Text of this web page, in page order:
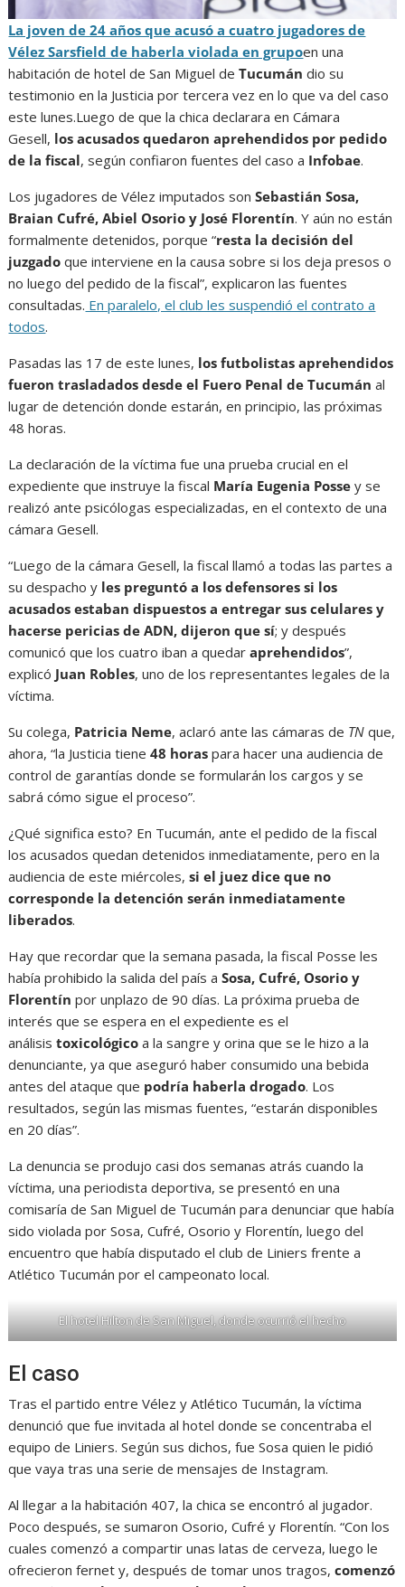
La joven de 24 años que acusó a cuatro jugadores de
Vélez Sarsfield de haberla violada en grupoen una
habitación de hotel de San Miguel deTucumándio su
testimonio en la Justicia por tercera vez en lo que va del caso
este lunes.Luego de que la chica declarara en Cámara
Gesell, los acusados quedaron aprehendidos por pedido
de la fiscal, según confiaron fuentes del caso a Infobae.
Los jugadores de Vélez imputados sonSebastián Sosa,
Braian Cufré, Abiel Osorio y José Florentín. Y aún no están
formalmente detenidos, porque “resta la decisión del
juzgadoque interviene en la causa sobre si los deja presos o
no luego del pedido de la fiscal”, explicaron las fuentes
consultadas. En paralelo, el club les suspendió el contrato a
todos.
Pasadas las 17 de este lunes, los futbolistas aprehendidos
fueron trasladados desde el Fuero Penal de Tucumánal
lugar de detención donde estarán, en principio, las próximas
48 horas.
La declaración de la víctima fue una prueba crucial en el
expediente que instruye la fiscal María Eugenia Possey se
realizó ante psicólogas especializadas, en el contexto de una
cámara Gesell.
“Luego de la cámara Gesell, la fiscal llamó a todas las partes a
su despacho y les preguntó a los defensores si los
acusados estaban dispuestos a entregar sus celulares y
hacerse pericias de ADN, dijeron que sí; y después
comunicó que los cuatro iban a quedaraprehendidos”,
explicó Juan Robles, uno de los representantes legales de la
víctima.
Su colega, Patricia Neme, aclaró ante las cámaras de TN que,
ahora, “la Justicia tiene48 horaspara hacer una audiencia de
control de garantías donde se formularán los cargos y se
sabrá cómo sigue el proceso”.
¿Qué significa esto? En Tucumán, ante el pedido de la fiscal
los acusados quedan detenidos inmediatamente, pero en la
audiencia de este miércoles,si el juez dice que no
corresponde la detención serán inmediatamente
liberados.
Hay que recordar que la semana pasada, la fiscal Posse les
había prohibido la salida del país aSosa, Cufré, Osorio y
Florentín por unplazo de 90 días. La próxima prueba de
interés que se espera en el expediente es el
análisistoxicológicoa la sangre y orina que se le hizo a la
denunciante, ya que aseguró haber consumido una bebida
antes del ataque que podría haberla drogado. Los
resultados, según las mismas fuentes, “estarán disponibles
en 20 días”.
La denuncia se produjo casi dos semanas atrás cuando la
víctima, una periodista deportiva, se presentó en una
comisaría de San Miguel de Tucumán para denunciar que había
sido violada por Sosa, Cufré, Osorio y Florentín, luego del
encuentro que había disputado el club de Liniers frente a
Atlético Tucumán por el campeonato local.
El hotel Hilton de San Miguel, donde ocurrió el hecho
El caso
Tras el partido entre Vélez y Atlético Tucumán, la víctima
denunció que fue invitada al hotel donde se concentraba el
equipo de Liniers. Según sus dichos, fue Sosa quien le pidió
que vaya tras una serie de mensajes de Instagram.
Al llegar a la habitación 407, la chica se encontró al jugador.
Poco después, se sumaron Osorio, Cufré y Florentín. “Con los
cuales comenzó a compartir unas latas de cerveza, luego le
ofrecieron fernet y, después de tomar unos tragos, comenzó